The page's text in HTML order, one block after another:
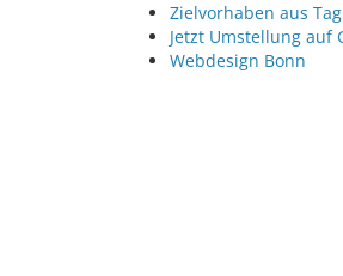
Zielvorhaben aus
Jetzt Umstellung auf
Webdesign Bonn